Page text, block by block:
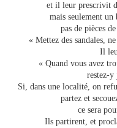
et il leur prescrivit
mais seulement un
pas de pièces
« Mettez des sandales,
Il
« Quand vous avez
restez-y
Si, dans une localité, on
partez et
ce sera
Ils partirent, et